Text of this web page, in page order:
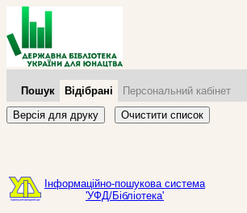
Пошук Відібрані
Персональний кабінет
Версія для друку
Очистити список
Інформаційно-пошукова система
'УФД/Бібліотека'